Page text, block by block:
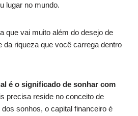
lugar no mundo.
que vai muito além do desejo de
da riqueza que você carrega dentro
é o significado de sonhar com
precisa reside no conceito de
sonhos, o capital financeiro é